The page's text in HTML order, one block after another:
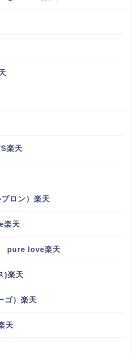
楽天
ロン）楽天
楽天
pure love楽天
)楽天
ゴ）楽天
天